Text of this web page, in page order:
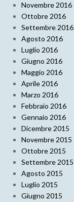
Novembre 2016
Ottobre 2016
Settembre 2016
Agosto 2016
Luglio 2016
Giugno 2016
Maggio 2016
Aprile 2016
Marzo 2016
Febbraio 2016
Gennaio 2016
Dicembre 2015
Novembre 2015
Ottobre 2015
Settembre 2015
Agosto 2015
Luglio 2015
Giugno 2015